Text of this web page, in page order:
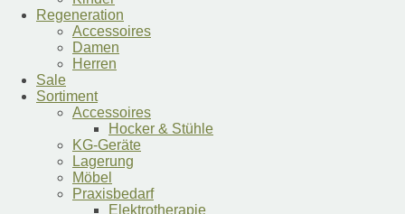
Regeneration
Accessoires
Damen
Herren
Sale
Sortiment
Accessoires
Hocker & Stühle
KG-Geräte
Lagerung
Möbel
Praxisbedarf
Elektrotherapie